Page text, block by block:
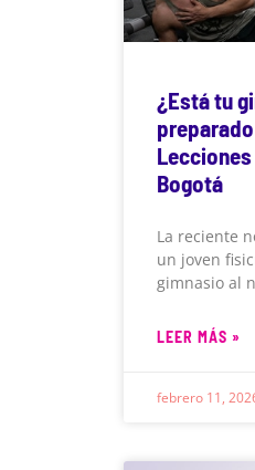
¿Está tu
Bogotá
La reciente
un joven
gimnasio al
LEER MÁS »
febrero 11,